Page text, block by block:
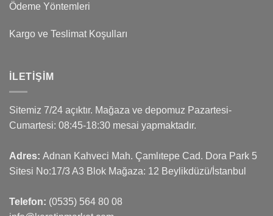
Ödeme Yöntemleri
Kargo ve Teslimat Koşulları
İLETIŞIM
Sitemiz 7/24 açıktır. Mağaza ve depomuz Pazartesi-
Cumartesi: 08:45-18:30 mesai yapmaktadır.
Adres: Adnan Kahveci Mah. Çamlıtepe Cad. Dora Park 5
Sitesi No:17/3 A3 Blok Mağaza: 12 Beylikdüzü/İstanbul
Telefon: (0535) 564 80 08